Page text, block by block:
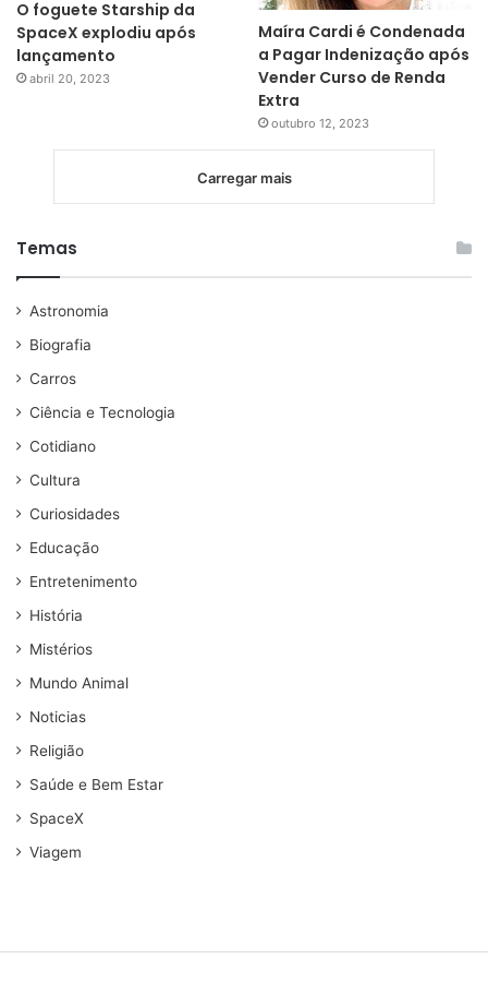
O foguete Starship da
SpaceX explodiu após
lançamento
abril 20, 2023
Maíra Cardi é Condenada
a Pagar Indenização após
Vender Curso de Renda
Extra
outubro 12, 2023
Carregar mais
Temas
Astronomia
Biografia
Carros
Ciência e Tecnologia
Cotidiano
Cultura
Curiosidades
Educação
Entretenimento
História
Mistérios
Mundo Animal
Noticias
Religião
Saúde e Bem Estar
SpaceX
Viagem